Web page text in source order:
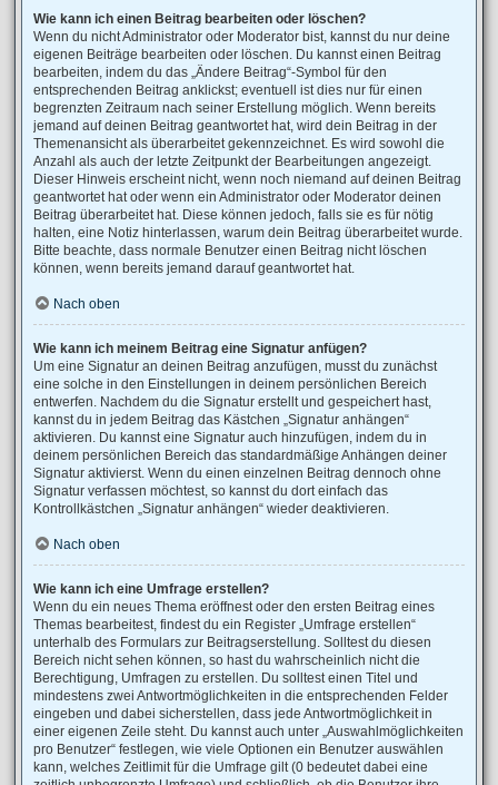
Wie kann ich einen Beitrag bearbeiten oder löschen?
Wenn du nicht Administrator oder Moderator bist, kannst du nur deine
eigenen Beiträge bearbeiten oder löschen. Du kannst einen Beitrag
bearbeiten, indem du das „Ändere Beitrag“-Symbol für den
entsprechenden Beitrag anklickst; eventuell ist dies nur für einen
begrenzten Zeitraum nach seiner Erstellung möglich. Wenn bereits
jemand auf deinen Beitrag geantwortet hat, wird dein Beitrag in der
Themenansicht als überarbeitet gekennzeichnet. Es wird sowohl die
Anzahl als auch der letzte Zeitpunkt der Bearbeitungen angezeigt.
Dieser Hinweis erscheint nicht, wenn noch niemand auf deinen Beitrag
geantwortet hat oder wenn ein Administrator oder Moderator deinen
Beitrag überarbeitet hat. Diese können jedoch, falls sie es für nötig
halten, eine Notiz hinterlassen, warum dein Beitrag überarbeitet wurde.
Bitte beachte, dass normale Benutzer einen Beitrag nicht löschen
können, wenn bereits jemand darauf geantwortet hat.
Nach oben
Wie kann ich meinem Beitrag eine Signatur anfügen?
Um eine Signatur an deinen Beitrag anzufügen, musst du zunächst
eine solche in den Einstellungen in deinem persönlichen Bereich
entwerfen. Nachdem du die Signatur erstellt und gespeichert hast,
kannst du in jedem Beitrag das Kästchen „Signatur anhängen“
aktivieren. Du kannst eine Signatur auch hinzufügen, indem du in
deinem persönlichen Bereich das standardmäßige Anhängen deiner
Signatur aktivierst. Wenn du einen einzelnen Beitrag dennoch ohne
Signatur verfassen möchtest, so kannst du dort einfach das
Kontrollkästchen „Signatur anhängen“ wieder deaktivieren.
Nach oben
Wie kann ich eine Umfrage erstellen?
Wenn du ein neues Thema eröffnest oder den ersten Beitrag eines
Themas bearbeitest, findest du ein Register „Umfrage erstellen“
unterhalb des Formulars zur Beitragserstellung. Solltest du diesen
Bereich nicht sehen können, so hast du wahrscheinlich nicht die
Berechtigung, Umfragen zu erstellen. Du solltest einen Titel und
mindestens zwei Antwortmöglichkeiten in die entsprechenden Felder
eingeben und dabei sicherstellen, dass jede Antwortmöglichkeit in
einer eigenen Zeile steht. Du kannst auch unter „Auswahlmöglichkeiten
pro Benutzer“ festlegen, wie viele Optionen ein Benutzer auswählen
kann, welches Zeitlimit für die Umfrage gilt (0 bedeutet dabei eine